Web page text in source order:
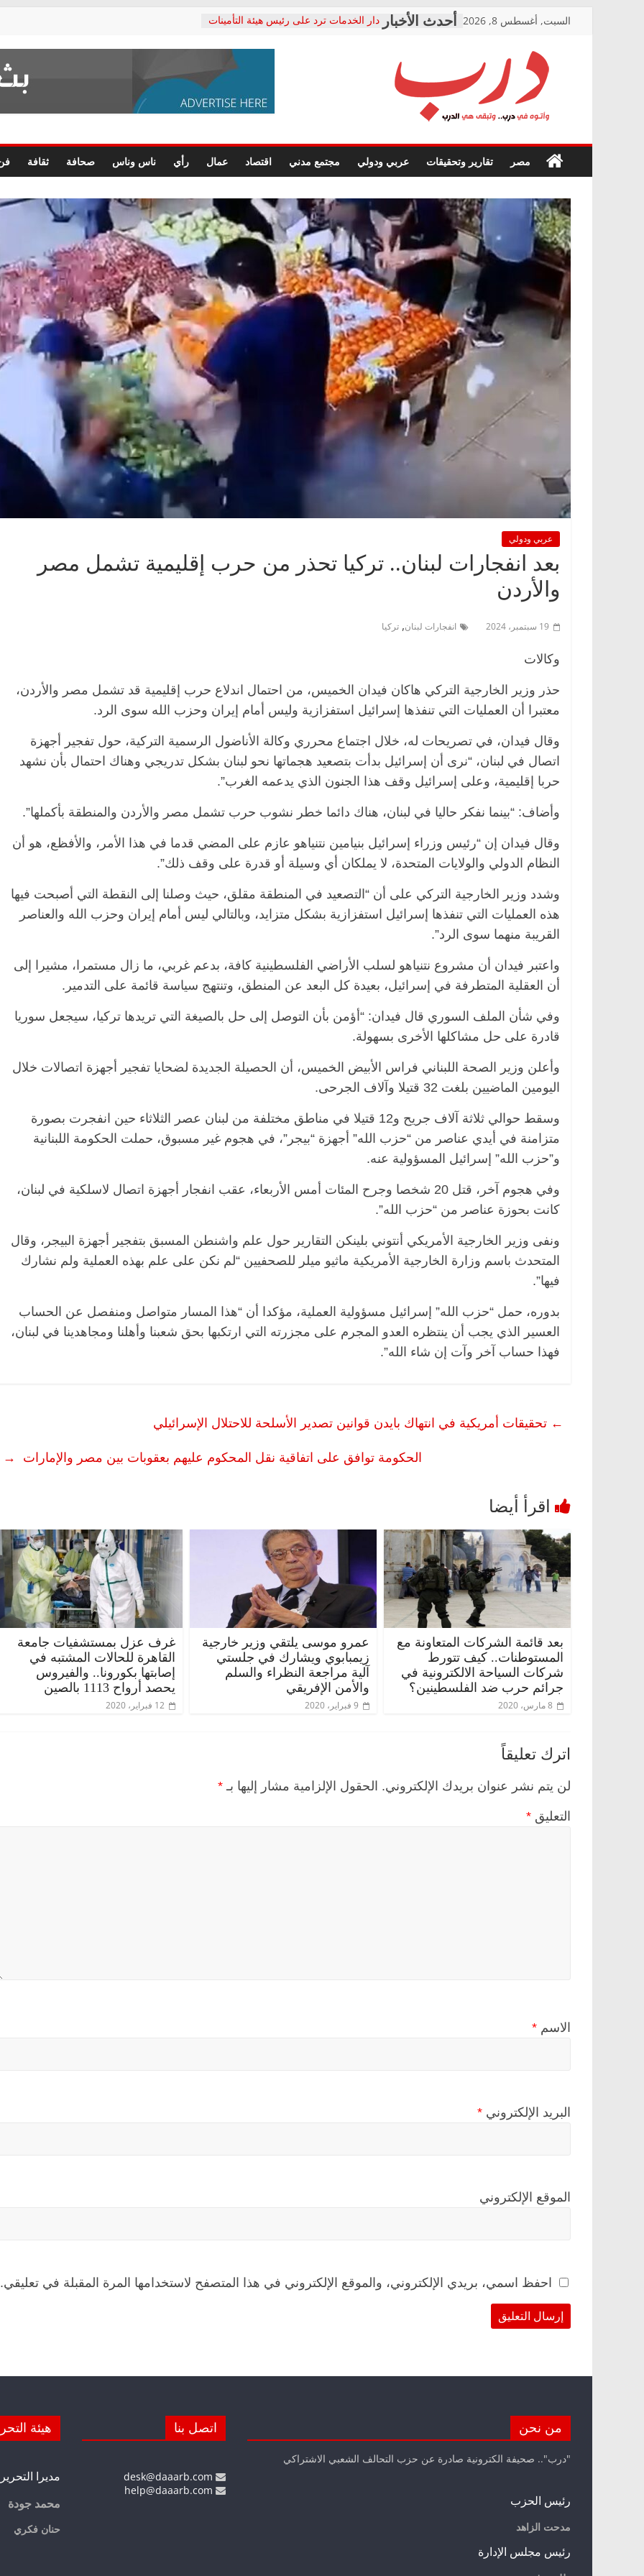
السبت, أغسطس 8, 2026
دار الخدمات ترد على رئيس هيئة التأمينات
معاناة أصحاب المعاشات.. ونطالب بكشف
فرحات سليمان يكتب: القطاع الصحي إلى
حزب التحالف الشعبي يطلق لجنة “الحق
صور .. اعتماد الرسومات النهائية للقرار
الوزاري لمدينة الصحفيين.. وانتهاء أعمال
إنشاء المبنى الإداري
متابعة قضية الدكتور محمد زهران.. ويؤكد:
قرينة البراءة وضمانات المحاكمة العادلة
حق أصيل
درب
في
درب..
هي
الدرب
مصر تقارير وتحقيقات عربي ودولي مجتمع مدني اقتصاد عمال رأي ناس وناس صحافة ثقافة
عربي ودولي
بعد انفجارات لبنان.. تركيا تحذر من حرب إقليمية تشمل مصر
والأردن
19 سبتمبر، 2024 انفجارات لبنان, تركيا
وكالات
حذر وزير الخارجية التركي هاكان فيدان الخميس، من احتمال اندلاع حرب إقليمية قد تشمل مصر والأردن،
معتبرا أن العمليات التي تنفذها إسرائيل استفزازية وليس أمام إيران وحزب الله سوى الرد.
وقال فيدان، في تصريحات له، خلال اجتماع محرري وكالة الأناضول الرسمية التركية، حول تفجير أجهزة
اتصال في لبنان، “نرى أن إسرائيل بدأت بتصعيد هجماتها نحو لبنان بشكل تدريجي وهناك احتمال بأن نشهد
حربا إقليمية، وعلى إسرائيل وقف هذا الجنون الذي يدعمه الغرب”.
وأضاف: “بينما نفكر حاليا في لبنان، هناك دائما خطر نشوب حرب تشمل مصر والأردن والمنطقة بأكملها”.
وقال فيدان إن “رئيس وزراء إسرائيل بنيامين نتنياهو عازم على المضي قدما في هذا الأمر، والأفظع، هو أن
النظام الدولي والولايات المتحدة، لا يملكان أي وسيلة أو قدرة على وقف ذلك”.
وشدد وزير الخارجية التركي على أن “التصعيد في المنطقة مقلق، حيث وصلنا إلى النقطة التي أصبحت فيها
هذه العمليات التي تنفذها إسرائيل استفزازية بشكل متزايد، وبالتالي ليس أمام إيران وحزب الله والعناصر
القريبة منهما سوى الرد”.
واعتبر فيدان أن مشروع نتنياهو لسلب الأراضي الفلسطينية كافة، بدعم غربي، ما زال مستمرا، مشيرا إلى
أن العقلية المتطرفة في إسرائيل، بعيدة كل البعد عن المنطق، وتنتهج سياسة قائمة على التدمير.
وفي شأن الملف السوري قال فيدان: “أؤمن بأن التوصل إلى حل بالصيغة التي تريدها تركيا، سيجعل سوريا
قادرة على حل مشاكلها الأخرى بسهولة.
وأعلن وزير الصحة اللبناني فراس الأبيض الخميس، أن الحصيلة الجديدة لضحايا تفجير أجهزة اتصالات خلال
اليومين الماضيين بلغت 32 قتيلا وآلاف الجرحى.
وسقط حوالي ثلاثة آلاف جريح و12 قتيلا في مناطق مختلفة من لبنان عصر الثلاثاء حين انفجرت بصورة
متزامنة في أيدي عناصر من “حزب الله” أجهزة “بيجر”، في هجوم غير مسبوق، حملت الحكومة اللبنانية
و”حزب الله” إسرائيل المسؤولية عنه.
وفي هجوم آخر، قتل 20 شخصا وجرح المئات أمس الأربعاء، عقب انفجار أجهزة اتصال لاسلكية في لبنان،
كانت بحوزة عناصر من “حزب الله”.
ونفى وزير الخارجية الأمريكي أنتوني بلينكن التقارير حول علم واشنطن المسبق بتفجير أجهزة البيجر، وقال
المتحدث باسم وزارة الخارجية الأمريكية ماثيو ميلر للصحفيين “لم نكن على علم بهذه العملية ولم نشارك
فيها”.
بدوره، حمل “حزب الله” إسرائيل مسؤولية العملية، مؤكدا أن “هذا المسار متواصل ومنفصل عن الحساب
‏العسير الذي يجب أن ينتظره العدو المجرم على مجزرته التي ارتكبها بحق شعبنا وأهلنا ‏ومجاهدينا في لبنان،
فهذا حساب آخر وآت إن شاء الله”. ‏
← تحقيقات أمريكية في انتهاك بايدن قوانين تصدير الأسلحة للاحتلال الإسرائيلي
الحكومة توافق على اتفاقية نقل المحكوم عليهم بعقوبات بين مصر والإمارات →
بعد قائمة الشركات المتعاونة مع
المستوطنات.. كيف تتورط
شركات السياحة الالكترونية في
جرائم حرب ضد الفلسطينين؟
8 مارس، 2020
عمرو موسى يلتقي وزير خارجية
زيمبابوي ويشارك في جلستي
آلية مراجعة النظراء والسلم
والأمن الإفريقي
9 فبراير، 2020
غرف عزل بمستشفيات جامعة
القاهرة للحالات المشتبه في
إصابتها بكورونا.. والفيروس
يحصد أرواح 1113 بالصين
12 فبراير، 2020
اترك تعليقاً
لن يتم نشر عنوان بريدك الإلكتروني. الحقول الإلزامية مشار إليها بـ *
التعليق *
الاسم *
البريد الإلكتروني *
الموقع الإلكتروني
احفظ اسمي، بريدي الإلكتروني، والموقع الإلكتروني في هذا المتصفح لاستخدامها المرة المقبلة في تعليقي.
الرئيسية مصر ناس وناس
مقعد شاغر على مائدة الإفطار.. يحيى
حسين عبدالهادي فارس مقاومة
الخصخصة الذي دافع عن المال العام
(بروفايل)
الرئيسية مصر ناس وناس
في ذكرى رحيله.. د. نور فرحات فقيه
قانوني دافع عن قضايا الوطن وانحاز
للحرية (بروفايل)
26 يناير، 2026
ناس وناس
فاروق.. خبير اقتصادي
بذكرى ميلاده وحيداً على أبواب
من نحن
"درب".. صحيفة الكترونية صادرة عن حزب التحالف الشعبي الاشتراكي
رئيس الحزب
مدحت الزاهد
رئيس مجلس الإدارة
اتصل بنا هيئة
مديرا التحرير
محمد جودة
حنان فكري